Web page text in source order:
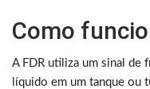
Como
A FDR utiliza um sinal de
líquido em um tanque ou